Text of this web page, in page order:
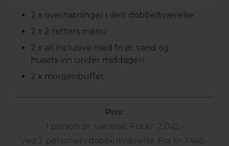
2 x overnatninger i delt dobbeltværelse
2 x 2 retters menu
2 x all inclusive med fri øl, vand og
husets vin under middagen
2 x morgenbuffet
Pris:
1 person pr. værelse: Fra kr. 2.045,-
Ved 2 personer i dobbeltværelse: Fra kr. 1.445,-